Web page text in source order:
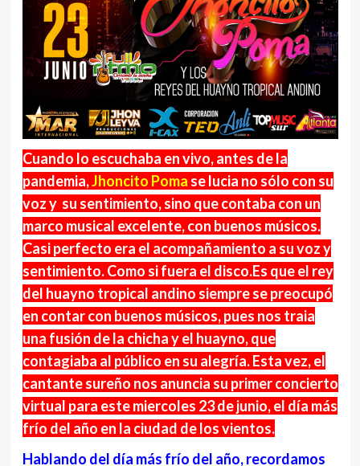
Cuando lo escuchaba en vivo, antes de la
pandemia,Jhoncito Poma se lucia no sólo con su
voz y su sentimiento, sino que contaba con un
marco musical excelente, con buenos músicos.
Casi perfecto era el acompañamiento a su voz y
sentimiento. Como si fuera el disco.Es que el rey
del huayno tropical andino siempre se preocupó
en contar con buenos músicos, pues nos traia
una fusión de la chicha y el huayno, que
contagiaba al público en su alegría. Esta vez, el
cantante sureño nos anuncia su primer concierto
virtual para este miercoles 23 de junio, el día más
frío del año en la ciudad de los vientos.
Hablando del día más frío del año, recordamos